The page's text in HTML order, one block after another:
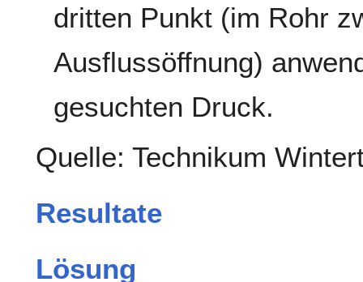
dritten Punkt (im Rohr
Ausflussöffnung)
gesuchten Druck.
Quelle: Technikum
Resultate
Lösung